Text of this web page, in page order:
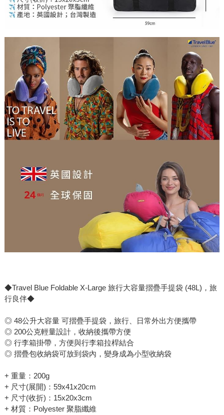
◆Travel Blue Foldable X-Large 旅行大容量摺疊手提袋 (48L)，旅
行良伴◆
◎ 48公升大容量 可摺疊手提袋，旅行、日常外出方便攜帶
◎ 200公克輕量設計，收納後攜帶方便
◎ 行李箱掛帶，方便與行李箱拉桿結合
◎ 摺疊包收納袋可放到袋內，變身成為小型收納袋
+ 重量：200g
+ 尺寸(展開)：59x41x20cm
+ 尺寸(收折)：15x20x3cm
+ 材質：Polyester 聚脂纖維